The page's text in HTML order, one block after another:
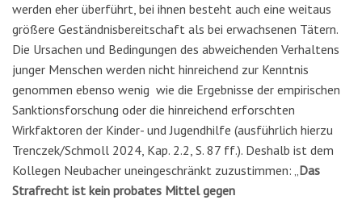
werden eher überführt, bei ihnen besteht auch eine weitaus
größere Geständnisbereitschaft als bei erwachsenen Tätern.
Die Ursachen und Bedingungen des abweichenden Verhaltens
junger Menschen werden nicht hinreichend zur Kenntnis
genommen ebenso wenig wie die Ergebnisse der empirischen
Sanktionsforschung oder die hinreichend erforschten
Wirkfaktoren der Kinder- und Jugendhilfe (ausführlich hierzu
Trenczek/Schmoll 2024, Kap. 2.2, S. 87 ff.). Deshalb ist dem
Kollegen Neubacher uneingeschränkt zuzustimmen: „Das
Strafrecht ist kein probates Mittel gegen